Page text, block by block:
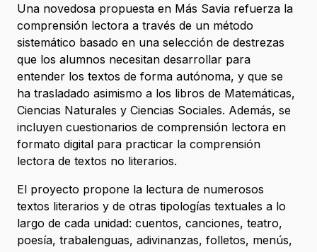
Una novedosa propuesta en Más Savia refuerza la
comprensión lectora a través de un método
sistemático basado en una selección de destrezas
que los alumnos necesitan desarrollar para
entender los textos de forma autónoma, y que se
ha trasladado asimismo a los libros de Matemáticas,
Ciencias Naturales y Ciencias Sociales. Además, se
incluyen cuestionarios de comprensión lectora en
formato digital para practicar la comprensión
lectora de textos no literarios.
El proyecto propone la lectura de numerosos
textos literarios y de otras tipologías textuales a lo
largo de cada unidad: cuentos, canciones, teatro,
poesía, trabalenguas, adivinanzas, folletos, menús,